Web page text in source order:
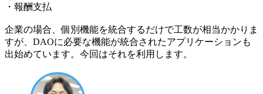
・報酬支払
企業の場合、個別機能を統合するだけで工数が相当かかりま
すが、DAOに必要な機能が統合されたアプリケーションも
出始めています。今回はそれを利用します。